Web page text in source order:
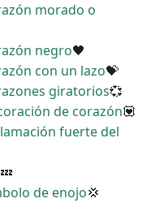
morado o
negro🖤
con un lazo💝
giratorios💞
de corazón💟
fuerte del
💤
de enojo💢